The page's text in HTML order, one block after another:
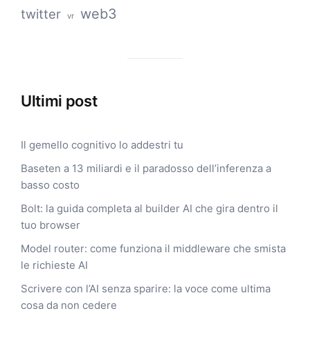
twitter vr web3
Ultimi post
Il gemello cognitivo lo addestri tu
Baseten a 13 miliardi e il paradosso dell’inferenza a
basso costo
Bolt: la guida completa al builder AI che gira dentro il
tuo browser
Model router: come funziona il middleware che smista
le richieste AI
Scrivere con l’AI senza sparire: la voce come ultima
cosa da non cedere